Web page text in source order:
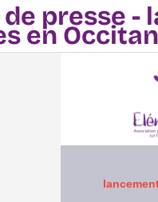
presse -
en